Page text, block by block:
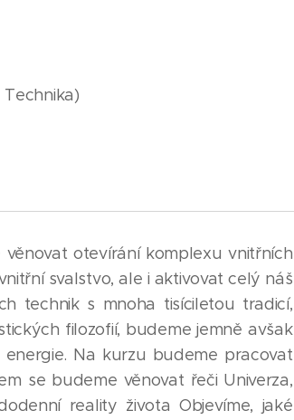
Technika)
otevírání komplexu vnitřních
svalstvo, ale i aktivovat celý náš
technik s mnoha tisíciletou tradicí,
filozofií, budeme jemně avšak
Na kurzu budeme pracovat
se budeme věnovat řeči Univerza,
reality života Objevíme, jaké